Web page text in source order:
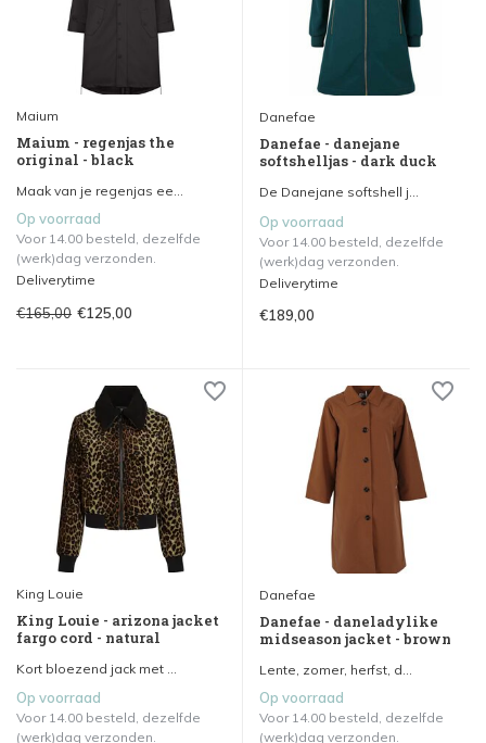
Maium
Maium - regenjas the
original - black
Maak van je regenjas ee...
Op voorraad
Voor 14.00 besteld, dezelfde
(werk)dag verzonden.
Deliverytime
€165,00 €125,00
Danefae
Danefae - danejane
softshelljas - dark duck
De Danejane softshell j...
Op voorraad
Voor 14.00 besteld, dezelfde
(werk)dag verzonden.
Deliverytime
€189,00
King Louie
King Louie - arizona jacket
fargo cord - natural
Kort bloezend jack met ...
Op voorraad
Voor 14.00 besteld, dezelfde
(werk)dag verzonden.
Danefae
Danefae - daneladylike
midseason jacket - brown
Lente, zomer, herfst, d...
Op voorraad
Voor 14.00 besteld, dezelfde
(werk)dag verzonden.